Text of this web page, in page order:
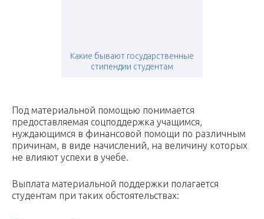
Какие бывают государственные
стипендии студентам
Под материальной помощью понимается
предоставляемая соцподдержка учащимся,
нуждающимся в финансовой помощи по различным
причинам, в виде начислений, на величину которых
не влияют успехи в учебе.
Выплата материальной поддержки полагается
студентам при таких обстоятельствах: